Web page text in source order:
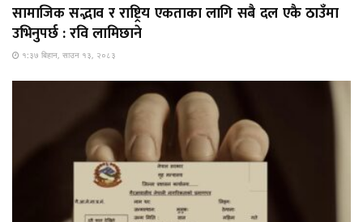
सामाजिक सद्भाव र राष्ट्रिय एकताका लागि सबै दल एकै ठाउँमा
उभिनुपर्छ : रवि लामिछाने
१:३७ बिहान, साउन १३, २०८३